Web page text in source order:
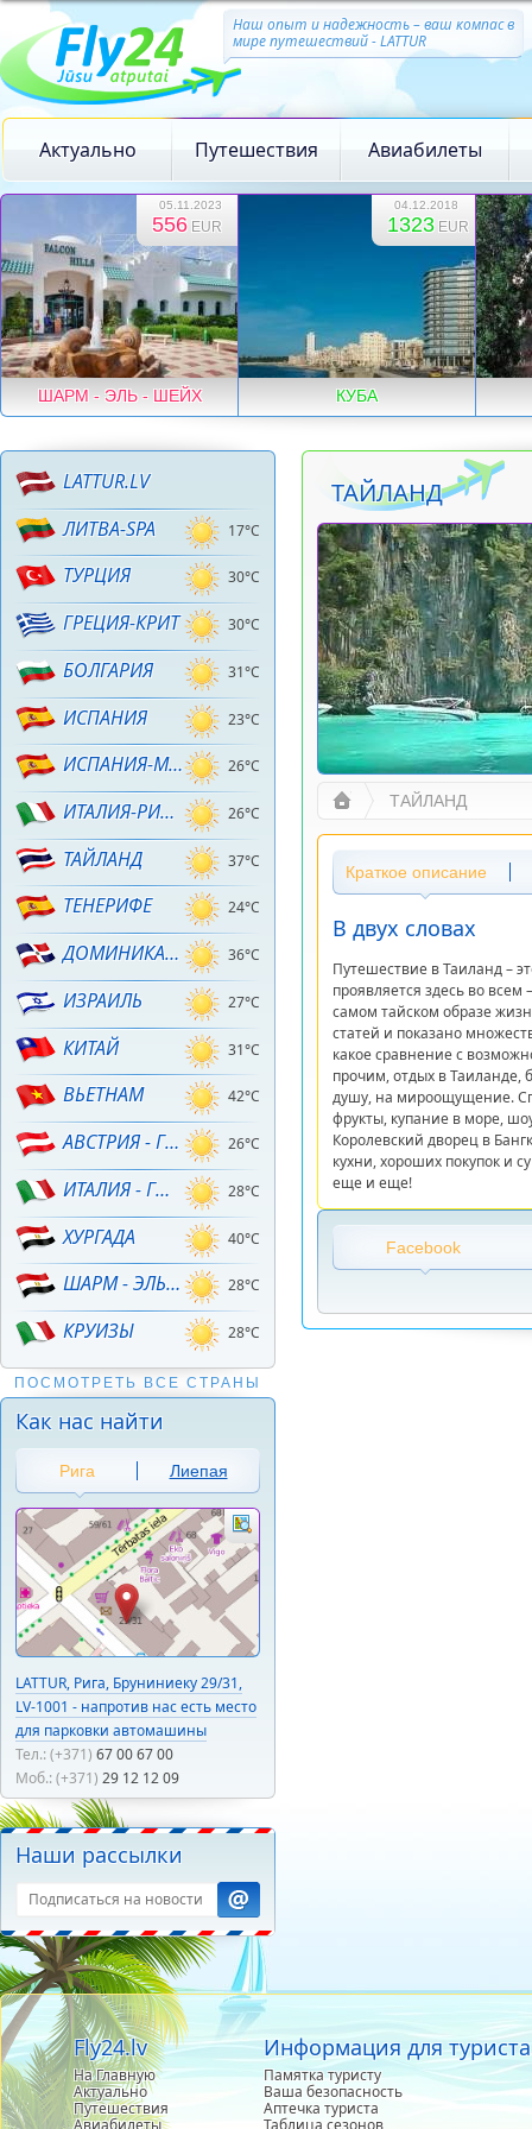
Наш опыт и надежность – ваш компас в
мире путешествий - LATTUR
Актуально Путешествия Авиабилеты
05.11.2023
556 EUR
ШАРМ - ЭЛЬ - ШЕЙХ
04.12.2018
1323 EUR
КУБА
LATTUR.LV
17°C
ЛИТВА-SPA
30°C
ТУРЦИЯ
30°C
ГРЕЦИЯ-КРИТ
31°C
БОЛГАРИЯ
23°C
ИСПАНИЯ
26°C
ИСПАНИЯ-МАЙОРКА
26°C
ИТАЛИЯ-РИМИНИ
37°C
ТАЙЛАНД
24°C
ТЕНЕРИФЕ
36°C
ДОМИНИКАНА
27°C
ИЗРАИЛЬ
31°C
КИТАЙ
42°C
ВЬЕТНАМ
26°C
АВСТРИЯ - ГОРНЫЕ ЛЫЖИ!
28°C
ИТАЛИЯ - ГОРНЫЕ ЛЫЖИ
40°C
ХУРГАДА
28°C
ШАРМ - ЭЛЬ - ШЕЙХ
28°C
КРУИЗЫ
ПОСМОТРЕТЬ ВСЕ СТРАНЫ
Как нас найти
Рига Лиепая
LATTUR, Рига, Бруниниеку 29/31,
LV-1001 - напротив нас есть место
для парковки автомашины
Тел.: (+371) 67 00 67 00
Моб.: (+371) 29 12 12 09
Наши рассылки
ТАЙЛАНД
ТАЙЛАНД
Краткое описание
В двух словах
Путешествие в Таиланд –
проявляется здесь во
самом тайском образе
статей и показано
какое сравнение с
прочим, отдых в Таиланде,
душу, на мироощущение.
фрукты, купание в море,
Королевский дворец в
кухни, хороших покупок и
еще и еще!
Facebook
Fly24.lv
На Главную
Актуально
Путешествия
Авиабилеты
Информация для туриста
Памятка туристу
Ваша безопасность
Аптечка туриста
Таблица сезонов